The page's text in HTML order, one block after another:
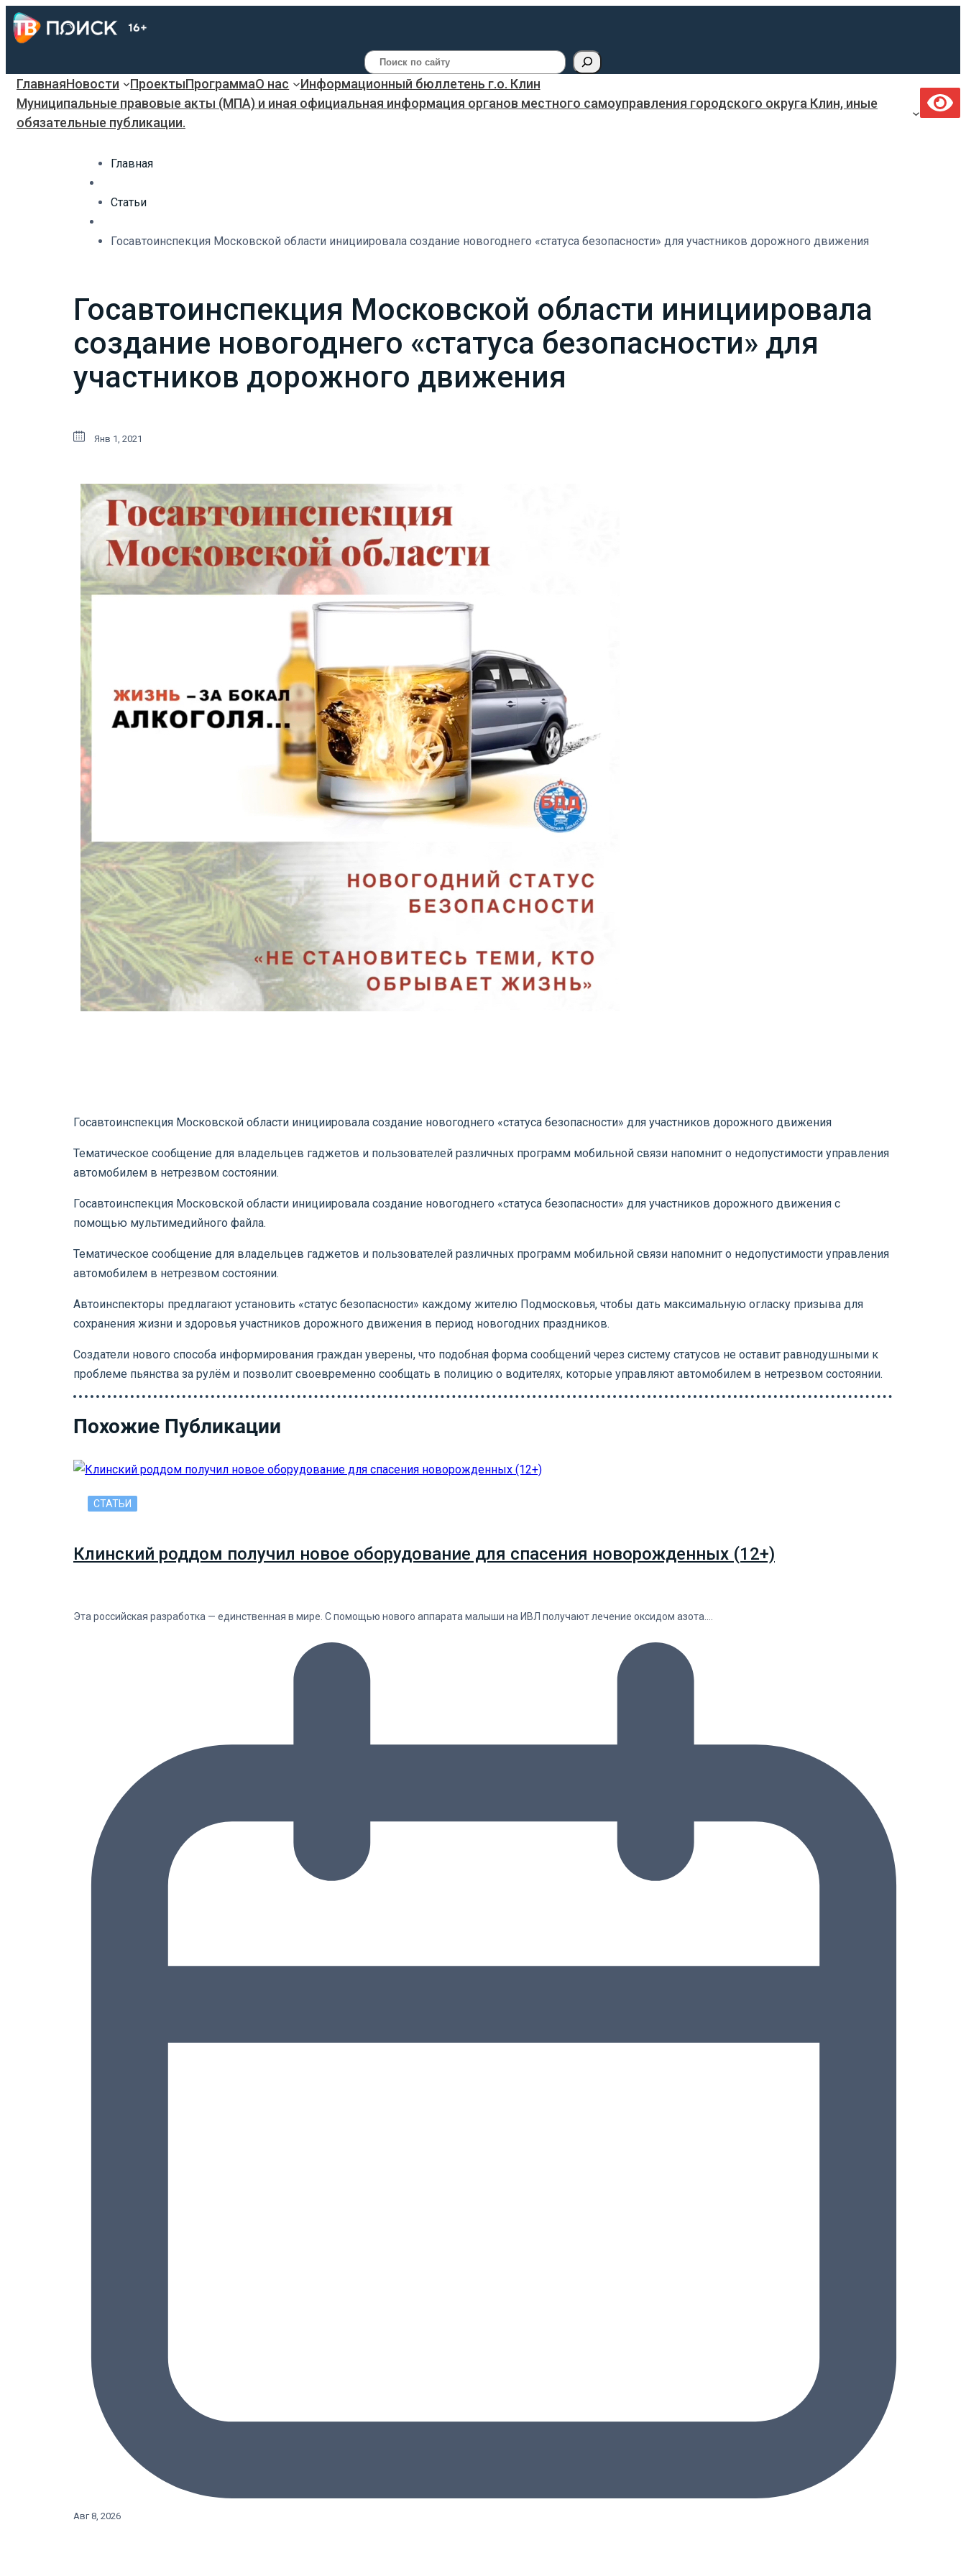
Поиск
ГлавнаяНовости ПроектыПрограммаО нас
Информационный бюллетень г.о. Клин
Муниципальные правовые акты (МПА) и иная официальная информация органов местного самоуправления городского округа Клин, иные
обязательные публикации.
Главная
Статьи
Госавтоинспекция Московской области инициировала создание новогоднего «статуса безопасности» для участников дорожного движения
Госавтоинспекция Московской области инициировала
создание новогоднего «статуса безопасности» для
участников дорожного движения
Янв 1, 2021
Госавтоинспекция Московской области инициировала создание новогоднего «статуса безопасности» для участников дорожного движения
Тематическое сообщение для владельцев гаджетов и пользователей различных программ мобильной связи напомнит о недопустимости управления
автомобилем в нетрезвом состоянии.
Госавтоинспекция Московской области инициировала создание новогоднего «статуса безопасности» для участников дорожного движения с
помощью мультимедийного файла.
Тематическое сообщение для владельцев гаджетов и пользователей различных программ мобильной связи напомнит о недопустимости управления
автомобилем в нетрезвом состоянии.
Автоинспекторы предлагают установить «статус безопасности» каждому жителю Подмосковья, чтобы дать максимальную огласку призыва для
сохранения жизни и здоровья участников дорожного движения в период новогодних праздников.
Создатели нового способа информирования граждан уверены, что подобная форма сообщений через систему статусов не оставит равнодушными к
проблеме пьянства за рулём и позволит своевременно сообщать в полицию о водителях, которые управляют автомобилем в нетрезвом состоянии.
Похожие Публикации
СТАТЬИ
Клинский роддом получил новое оборудование для спасения новорожденных (12+)
Эта российская разработка — единственная в мире. С помощью нового аппарата малыши на ИВЛ получают лечение оксидом азота.…
Авг 8, 2026